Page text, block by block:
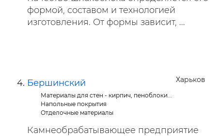
формой, составом и технологией
изготовления. От формы зависит, ...
Харьков
Бершинский
Материалы для стен - кирпич, пеноблоки...
Напольные покрытия
Отделочные материалы
Камнеобрабатывающее предприятие